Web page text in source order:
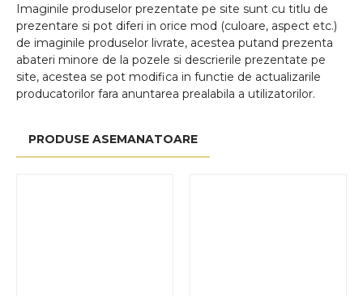
Imaginile produselor prezentate pe site sunt cu titlu de
prezentare si pot diferi in orice mod (culoare, aspect etc.)
de imaginile produselor livrate, acestea putand prezenta
abateri minore de la pozele si descrierile prezentate pe
site, acestea se pot modifica in functie de actualizarile
producatorilor fara anuntarea prealabila a utilizatorilor.
PRODUSE ASEMANATOARE